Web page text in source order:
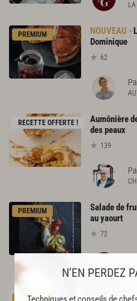
N’EN PERDEZ
LA
PREMIUM
Dominique
62
RECETTE OFFERTE !
Aumônière
des peaux
139
PREMIUM
Salade de
au yaourt
72
PREMIUM Cake aux